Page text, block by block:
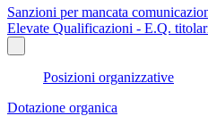
Sanzioni per mancata
Elevate Qualificazioni - E.Q.
Posizioni organizzative
Dotazione organica